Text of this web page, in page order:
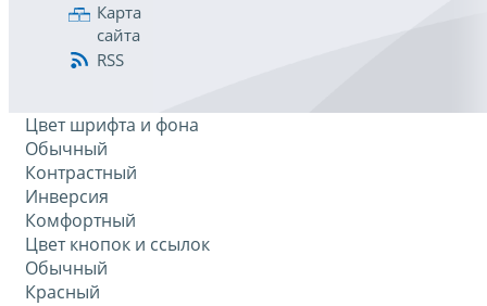
Карта
сайта
RSS
Цвет шрифта и фона
Обычный
Контрастный
Инверсия
Комфортный
Цвет кнопок и ссылок
Обычный
Красный